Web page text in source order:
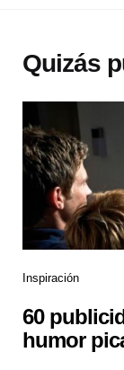
Quizás
Inspiración
60
humor